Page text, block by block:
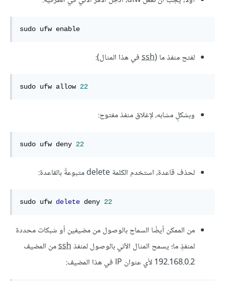
sudo ufw enable
لفتح منفذ ما (sshفي هذا المثال):
sudo ufw allow 22
وبشكلٍ مشابه، لإغلاق منفذ مفتوح:
sudo ufw deny 22
لحذف قاعدة، استخدم الكلمة delete متبوعةً بالقاعدة:
sudo ufw delete deny 22
من الممكن أيضًا السماح بالوصول من مضيفين أو شبكات محددة
لمنفذٍ ما؛ يسمح المثال الآتي بالوصول لمنفذsshمن المضيف
192.168.0.2 لأي عنوان IP في هذا المضيف: